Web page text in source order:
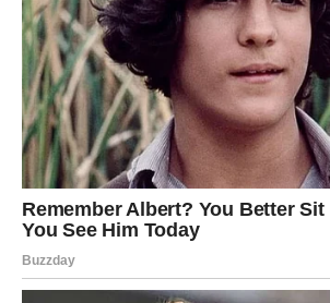
Karmička nagrada
Napredovanje i veći prihodi.
Vrijeme je da
sjajem
Pred vama su veoma pozitivni dani.